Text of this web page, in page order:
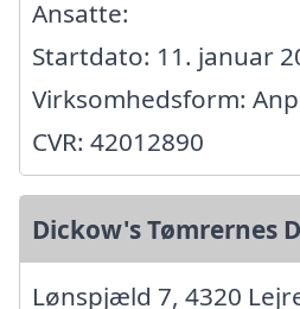
Ansatte:
Startdato: 11. januar
Virksomhedsform:
CVR: 42012890
Dickow's Tømrernes
Lønspjæld 7, 4320